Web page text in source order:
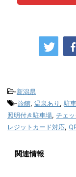
-新潟県
-旅館, 温泉あり ,駐
照明付き駐車場, チェ
レジットカード対応,
関連情報